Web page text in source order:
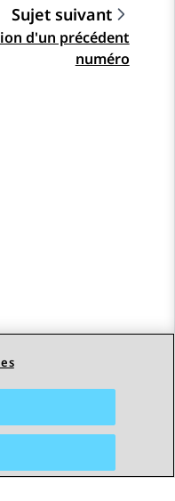
Sujet suivant
d'un précédent
numéro